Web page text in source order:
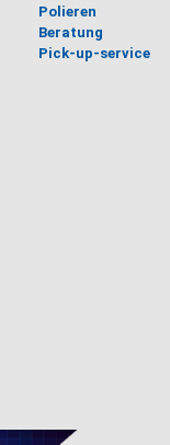
Polieren
Beratung
Pick-up-service